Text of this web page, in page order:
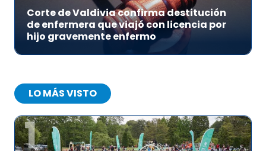
Corte de Valdivia confirma destitución
de enfermera que viajó con licencia por
hijo gravemente enfermo
LO MÁS VISTO
1